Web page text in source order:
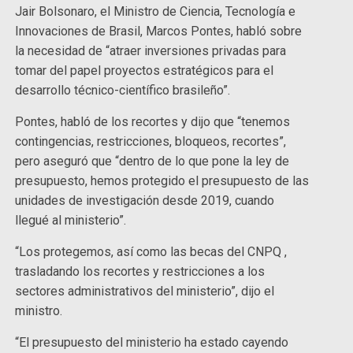
Jair Bolsonaro, el Ministro de Ciencia, Tecnología e
Innovaciones de Brasil, Marcos Pontes, habló sobre
la necesidad de “atraer inversiones privadas para
tomar del papel proyectos estratégicos para el
desarrollo técnico-científico brasileño”.
Pontes, habló de los recortes y dijo que “tenemos
contingencias, restricciones, bloqueos, recortes”,
pero aseguró que “dentro de lo que pone la ley de
presupuesto, hemos protegido el presupuesto de las
unidades de investigación desde 2019, cuando
llegué al ministerio”.
“Los protegemos, así como las becas del CNPQ ,
trasladando los recortes y restricciones a los
sectores administrativos del ministerio”, dijo el
ministro.
“El presupuesto del ministerio ha estado cayendo